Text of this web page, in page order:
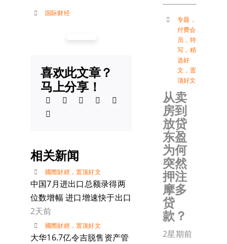
国际财经
喜欢此文章？
马上分享！
相关新闻
國際財經， 置顶好文
中国7月进出口总额录得两
位数增幅 进口增速快于出口
2天前
國際財經， 置顶好文
大华16.7亿令吉脱售资产管
专题 ，
付费会
员 ， 特
写 ， 精
选好
文 ， 置
顶好文
从卖
房到
放贷
东盈
为何
突然
押注
摩多
贷
款？
2星期前